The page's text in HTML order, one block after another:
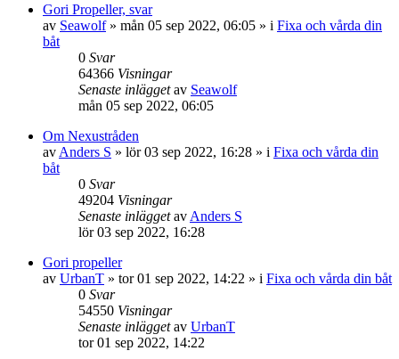
Gori Propeller, svar
av Seawolf» mån 05 sep 2022, 06:05 » i Fixa och vårda din
båt
0 Svar
64366 Visningar
Senaste inläggetav Seawolf
mån 05 sep 2022, 06:05
Om Nexustråden
av Anders S » lör 03 sep 2022, 16:28 » i Fixa och vårda din
båt
0 Svar
49204 Visningar
Senaste inläggetav Anders S
lör 03 sep 2022, 16:28
Gori propeller
av UrbanT » tor 01 sep 2022, 14:22 » i Fixa och vårda din båt
0 Svar
54550 Visningar
Senaste inläggetav UrbanT
tor 01 sep 2022, 14:22